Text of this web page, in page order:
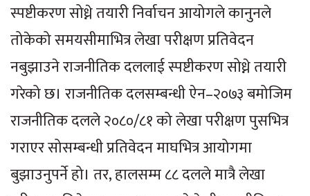
स्पष्टीकरण सोध्ने तयारी निर्वाचन आयोगले कानुनले
तोकेको समयसीमाभित्र लेखा परीक्षण प्रतिवेदन
नबुझाउने राजनीतिक दललाई स्पष्टीकरण सोध्ने तयारी
गरेको छ। राजनीतिक दलसम्बन्धी ऐन–२०७३ बमोजिम
राजनीतिक दलले २०८०/८१ को लेखा परीक्षण पुसभित्र
गराएर सोसम्बन्धी प्रतिवेदन माघभित्र आयोगमा
बुझाउनुपर्ने हो। तर, हालसम्म ८८ दलले मात्रै लेखा